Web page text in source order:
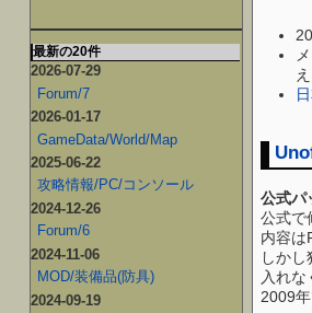
公式パ
公式で
内容は
しか
入れな
2009
最新の20件
2026-07-29
Forum/7
2026-01-17
GameData/World/Map
2025-06-22
攻略情報/PC/コンソール
2024-12-26
Forum/6
2024-11-06
MOD/装備品(防具)
2024-09-19